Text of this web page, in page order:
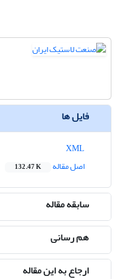
فایل ها
اصل مقاله
132.47 K
سابقه مقاله
هم رسانی
ارجاع به این مقاله